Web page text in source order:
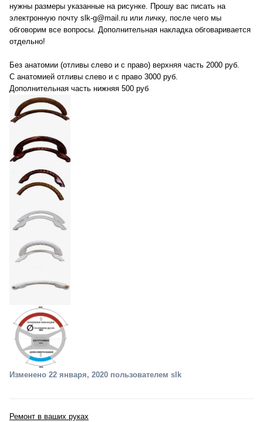
нужны размеры указанные на рисунке. Прошу вас писать на
электронную почту slk-g@mail.ru или личку, после чего мы
обговорим все вопросы. Дополнительная накладка обговаривается
отдельно!
Без анатомии (отливы слево и с право) верхняя часть 2000 руб.
С анатомией отливы слево и с право 3000 руб.
Дополнительная часть нижняя 500 руб
Изменено 22 января, 2020 пользователем slk
Ремонт в ваших руках